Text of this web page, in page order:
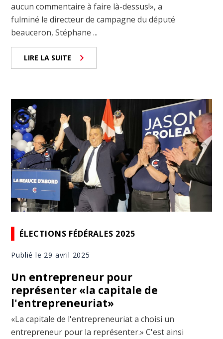
aucun commentaire à faire là-dessus!», a
fulminé le directeur de campagne du député
beauceron, Stéphane ...
LIRE LA SUITE
ÉLECTIONS FÉDÉRALES 2025
Publié le 29 avril 2025
Un entrepreneur pour
représenter «la capitale de
l'entrepreneuriat»
«La capitale de l'entrepreneuriat a choisi un
entrepreneur pour la représenter.» C'est ainsi